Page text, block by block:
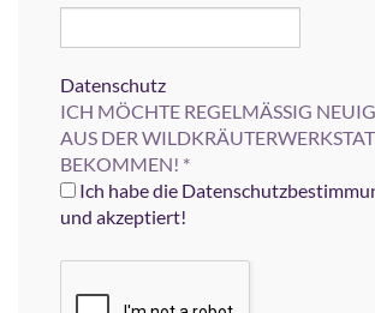
Datenschutz
ICH MÖCHTE REGELMÄSSIG
AUS DER
BEKOMMEN! *
Ich habe die
und akzeptiert!